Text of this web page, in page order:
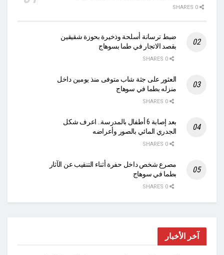
ضبط ترسانة أسلحة وذخيرة بحوزة شقيقين
بقصد الاتجار في طما بسوهاج
العثور على جثة شاب متوفى منذ يومين داخل
منزله بطما في سوهاج
بعد إصابة 6 أطفال بالمدرسة.. اعرف شكل
الجدري المائي بالصور وأعراضه
مصرع شخص داخل حفرة أثناء التنقيب عن الآثار
بطما في سوهاج
آخر الأخبار